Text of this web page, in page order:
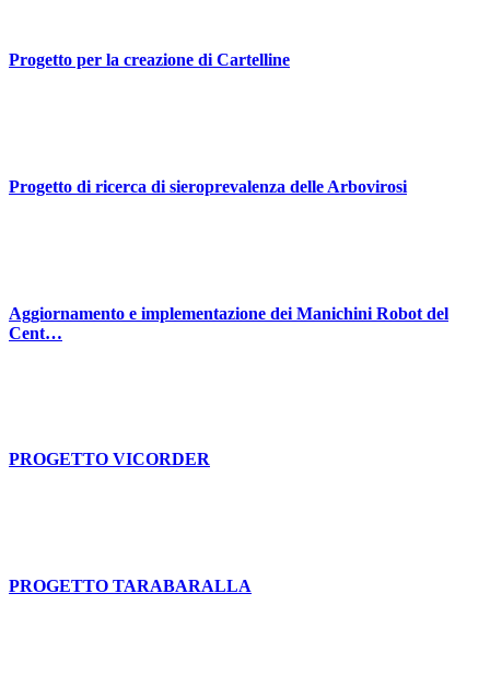
Progetto per la creazione di Cartelline
Progetto di ricerca di sieroprevalenza delle Arbovirosi
Aggiornamento e implementazione dei Manichini Robot del
Cent…
PROGETTO VICORDER
PROGETTO TARABARALLA